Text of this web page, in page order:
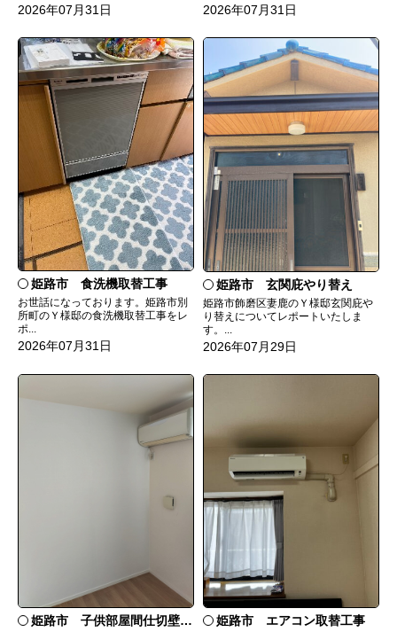
2026年07月31日 2026年07月31日
姫路市 食洗機取替工事
お世話になっております。姫路市別
所町のＹ様邸の食洗機取替工事をレ
ポ...
2026年07月31日
姫路市 玄関庇やり替え
姫路市飾磨区妻鹿のＹ様邸玄関庇や
り替えについてレポートいたしま
す。...
2026年07月29日
姫路市 子供部屋間仕切壁造作 姫路市 エアコン取替工事